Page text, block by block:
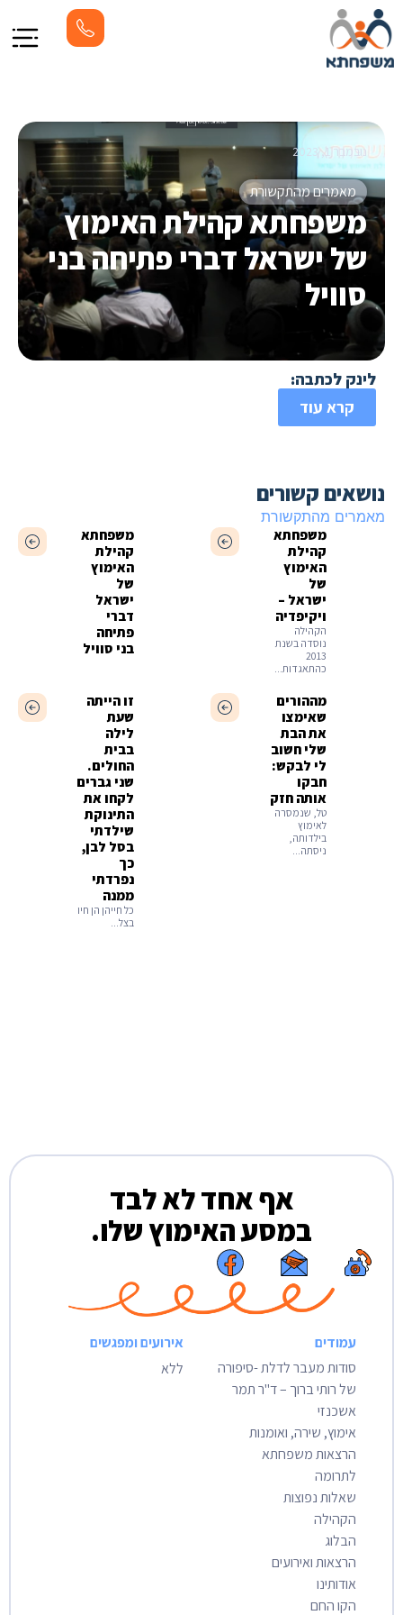
נובמבר 1, 2023
מאמרים מהתקשורת
משפחתא קהילת האימוץ
של ישראל דברי פתיחה בני
סוויל
לינק לכתבה:
קרא עוד
נושאים קשורים
מאמרים מהתקשורת
משפחתא
קהילת
האימוץ
של
ישראל –
ויקיפדיה
הקהילה
נוסדה בשנת
2013
כהתאגדות...
משפחתא
קהילת
האימוץ
של
ישראל
דברי
פתיחה
בני סוויל
מההורים
שאימצו
את הבת
שלי חשוב
לי לבקש:
חבקו
אותה חזק
טל, שנמסרה
לאימוץ
בילדותה,
ניסתה...
זו הייתה
שעת
לילה
בבית
החולים.
שני גברים
לקחו את
התינוקת
שילדתי
בסל לבן,
כך
נפרדתי
ממנה
כל חייהן הן חיו
בצל...
אף אחד לא לבד
במסע האימוץ שלו.
עמודים
סודות מעבר לדלת -סיפורה
של רותי ברוך – ד"ר תמר
אשכנזי
אימוץ, שירה, ואומנות
הרצאות משפחתא
לתרומה
שאלות נפוצות
הקהילה
הבלוג
הרצאות ואירועים
אודותינו
הקו החם
אירועים ומפגשים
ללא